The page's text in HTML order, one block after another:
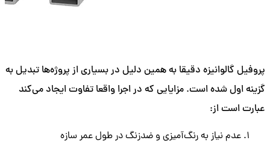
پروفیل گالوانیزه دقیقا به همین دلیل در بسیاری از پروژه‌ها تبدیل به
گزینه اول شده است. مزایایی که در اجرا واقعا تفاوت ایجاد می‌کند
عبارت است از:
عدم نیاز به رنگ‌آمیزی و ضدزنگ در طول عمر سازه